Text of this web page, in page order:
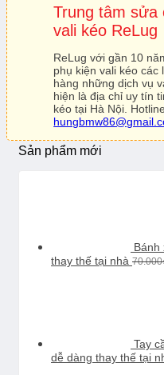
Trung tâm sửa
vali kéo ReLug
ReLug với gần 10
phụ kiện vali kéo các
hàng những dịch vụ
hiện là địa chỉ uy tín
kéo tại Hà Nội.
Sản phẩm mới
Bánh
thay thế tại nhà 70.000
Tay
dễ dàng thay thế tại